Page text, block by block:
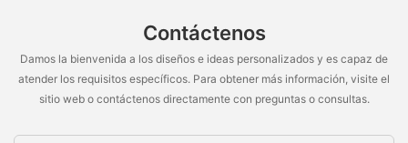
Contáctenos
Damos la bienvenida a los diseños e ideas personalizados y es capaz de
atender los requisitos específicos. Para obtener más información, visite el
sitio web o contáctenos directamente con preguntas o consultas.